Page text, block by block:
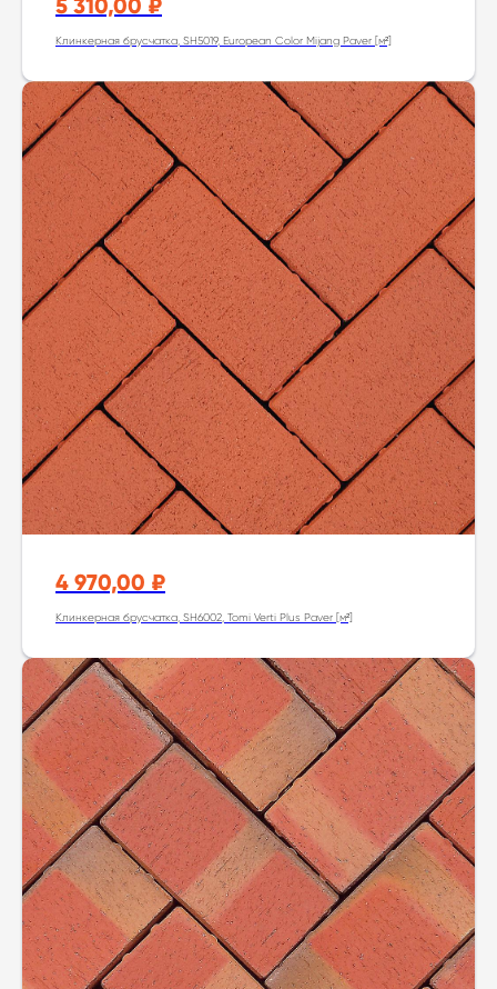
5 310,00 ₽
Клинкерная брусчатка, SH5019, European Color Mijang Paver [м²]
4 970,00 ₽
Клинкерная брусчатка, SH6002, Tomi Verti Plus Paver [м²]